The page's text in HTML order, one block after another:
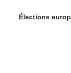
Élections